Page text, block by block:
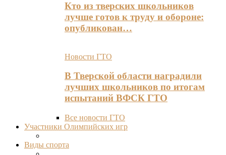
Кто из тверских школьников
лучше готов к труду и обороне:
опубликован…
Новости ГТО
В Тверской области наградили
лучших школьников по итогам
испытаний ВФСК ГТО
Все новости ГТО
Участники Олимпийских игр
Виды спорта